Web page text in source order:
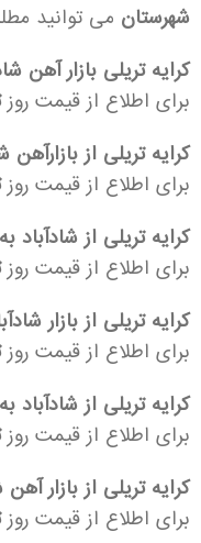
شهرستان می توانید
کرایه تریلی بازار آهن
برای اطلاع از قیمت روز
کرایه تریلی از
برای اطلاع از قیمت روز
کرایه تریلی از شادآباد
برای اطلاع از قیمت روز
کرایه تریلی از بازار
برای اطلاع از قیمت روز
کرایه تریلی از شادآباد
برای اطلاع از قیمت روز
کرایه تریلی از بازار
برای اطلاع از قیمت روز